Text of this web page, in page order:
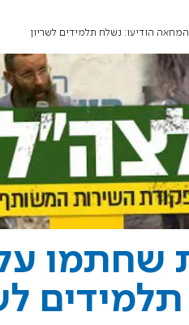
הודיעו: נשלח תלמידים לשריון
שחתמו